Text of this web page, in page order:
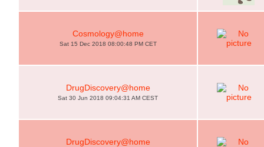
Cosmology@home
Sat 15 Dec 2018 08:00:48 PM CET
DrugDiscovery@home
Sat 30 Jun 2018 09:04:31 AM CEST
DrugDiscovery@home